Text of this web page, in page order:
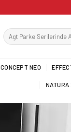
CONCEPT NEO
NATURA